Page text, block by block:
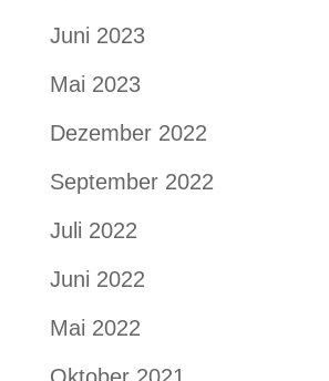
Juni 2023
Mai 2023
Dezember 2022
September 2022
Juli 2022
Juni 2022
Mai 2022